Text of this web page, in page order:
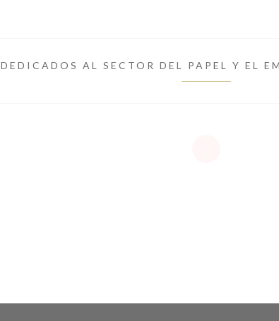
DEDICADOS AL SECTOR DEL PAPEL Y EL